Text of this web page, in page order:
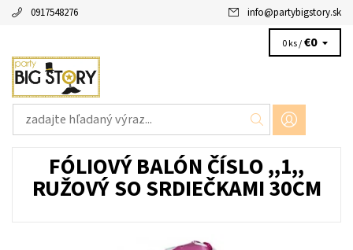
0917548276 info@partybigstory.sk
0 ks /€0
FÓLIOVÝ BALÓN ČÍSLO ,,1,,
RUŽOVÝ SO SRDIEČKAMI 30CM